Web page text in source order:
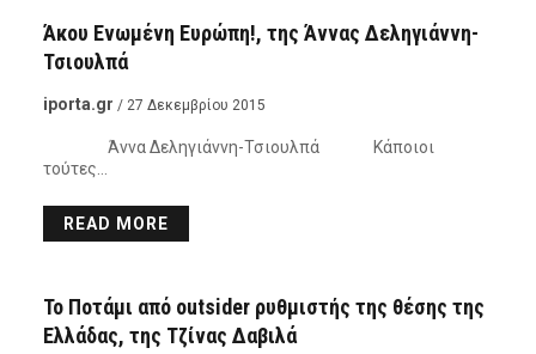
Άκου Ενωμένη Ευρώπη!, της Άννας Δεληγιάννη-
Τσιουλπά
iporta.gr / 27 Δεκεμβρίου 2015
Άννα Δεληγιάννη-Τσιουλπά Κάποιοι
τούτες…
READ MORE
Το Ποτάμι από outsider ρυθμιστής της θέσης της
Ελλάδας, της Τζίνας Δαβιλά